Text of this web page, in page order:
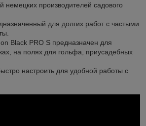
немецких производителей садового
для долгих работ с частыми
Black PRO S предназначен для
на полях для гольфа, приусадебных
настроить для удобной работы с